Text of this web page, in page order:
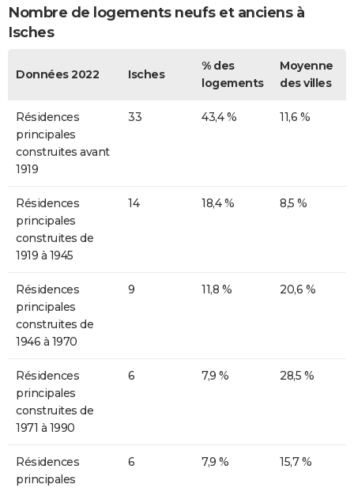
Nombre de logements neufs et anciens à
Isches
Données 2022 Isches
% des
logements
Moyenne
des villes
Résidences
principales
construites avant
1919
33 43,4 % 11,6 %
Résidences
principales
construites de
1919 à 1945
14 18,4 % 8,5 %
Résidences
principales
construites de
1946 à 1970
9 11,8 % 20,6 %
Résidences
principales
construites de
1971 à 1990
6 7,9 % 28,5 %
Résidences
principales
6 7,9 % 15,7 %